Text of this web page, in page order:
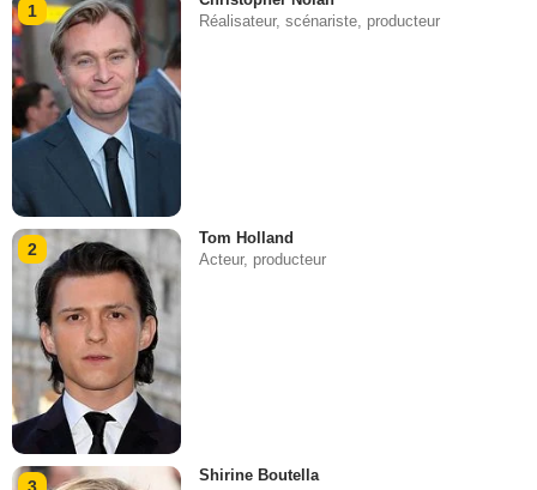
1
Réalisateur, scénariste, producteur
2
Tom Holland
Acteur, producteur
Shirine Boutella